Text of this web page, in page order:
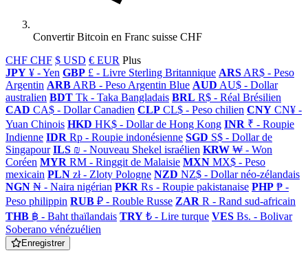
Convertir Bitcoin en Franc suisse CHF
CHF CHF $ USD € EUR Plus
JPY ¥ - Yen GBP £ - Livre Sterling Britannique ARS AR$ - Peso
Argentin ARB ARB - Peso Argentin Blue AUD AU$ - Dollar
australien BDT Tk - Taka Bangladais BRL R$ - Réal Brésilien
CAD CA$ - Dollar Canadien CLP CL$ - Peso chilien CNY CN¥ -
Yuan Chinois HKD HK$ - Dollar de Hong Kong INR ₹ - Roupie
Indienne IDR Rp - Roupie indonésienne SGD S$ - Dollar de
Singapour ILS ₪ - Nouveau Shekel israélien KRW ₩ - Won
Coréen MYR RM - Ringgit de Malaisie MXN MX$ - Peso
mexicain PLN zł - Zloty Pologne NZD NZ$ - Dollar néo-zélandais
NGN ₦ - Naira nigérian PKR ₨ - Roupie pakistanaise PHP ₱ -
Peso philippin RUB ₽ - Rouble Russe ZAR R - Rand sud-africain
THB ฿ - Baht thaïlandais TRY ₺ - Lire turque VES Bs. - Bolivar
Soberano vénézuélien
Enregistrer